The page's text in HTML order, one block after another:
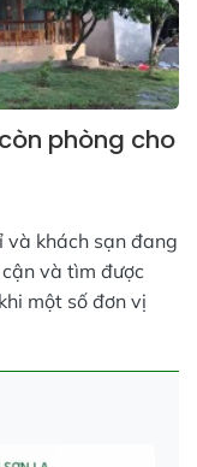
phòng cho
và khách sạn đang
và tìm được
một số đơn vị